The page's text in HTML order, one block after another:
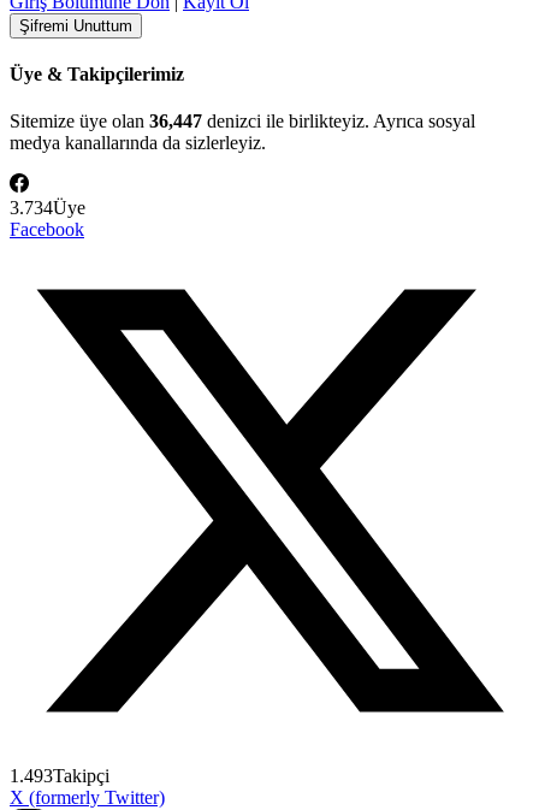
Üye & Takipçilerimiz
Sitemize üye olan 36,447 denizci ile birlikteyiz. Ayrıca sosyal
medya kanallarında da sizlerleyiz.
3.734Üye
Facebook
1.493Takipçi
X (formerly Twitter)